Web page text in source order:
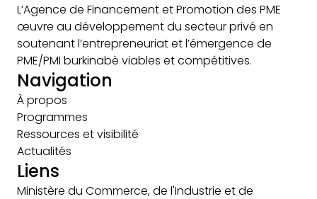
L’Agence de Financement et Promotion des PME
œuvre au développement du secteur privé en
soutenant l’entrepreneuriat et l’émergence de
PME/PMI burkinabè viables et compétitives.
Navigation
À propos
Programmes
Ressources et visibilité
Actualités
Liens
Ministère du Commerce, de l'Industrie et de